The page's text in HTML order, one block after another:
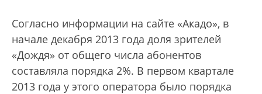
Согласно информации на сайте «Акадо», в
начале декабря 2013 года доля зрителей
«Дождя» от общего числа абонентов
составляла порядка 2%. В первом квартале
2013 года у этого оператора было порядка